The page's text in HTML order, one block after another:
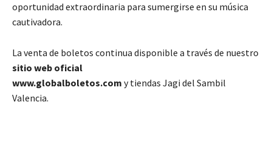
oportunidad extraordinaria para sumergirse en su música
cautivadora.
La venta de boletos continua disponible a través de nuestro
sitio web oficial
www.globalboletos.com y tiendas Jagi del Sambil
Valencia.